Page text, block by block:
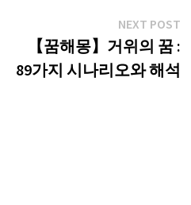
NEXT POST
【꿈해몽】거위의 꿈 :
89가지 시나리오와 해석